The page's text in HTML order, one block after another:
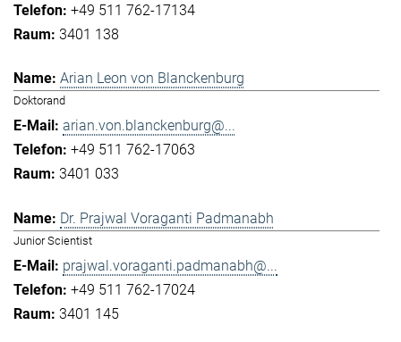
+49 511 762-17134
3401 138
Arian Leon von Blanckenburg
Doktorand
arian.von.blanckenburg@...
+49 511 762-17063
3401 033
Dr. Prajwal Voraganti Padmanabh
Junior Scientist
prajwal.voraganti.padmanabh@...
+49 511 762-17024
3401 145